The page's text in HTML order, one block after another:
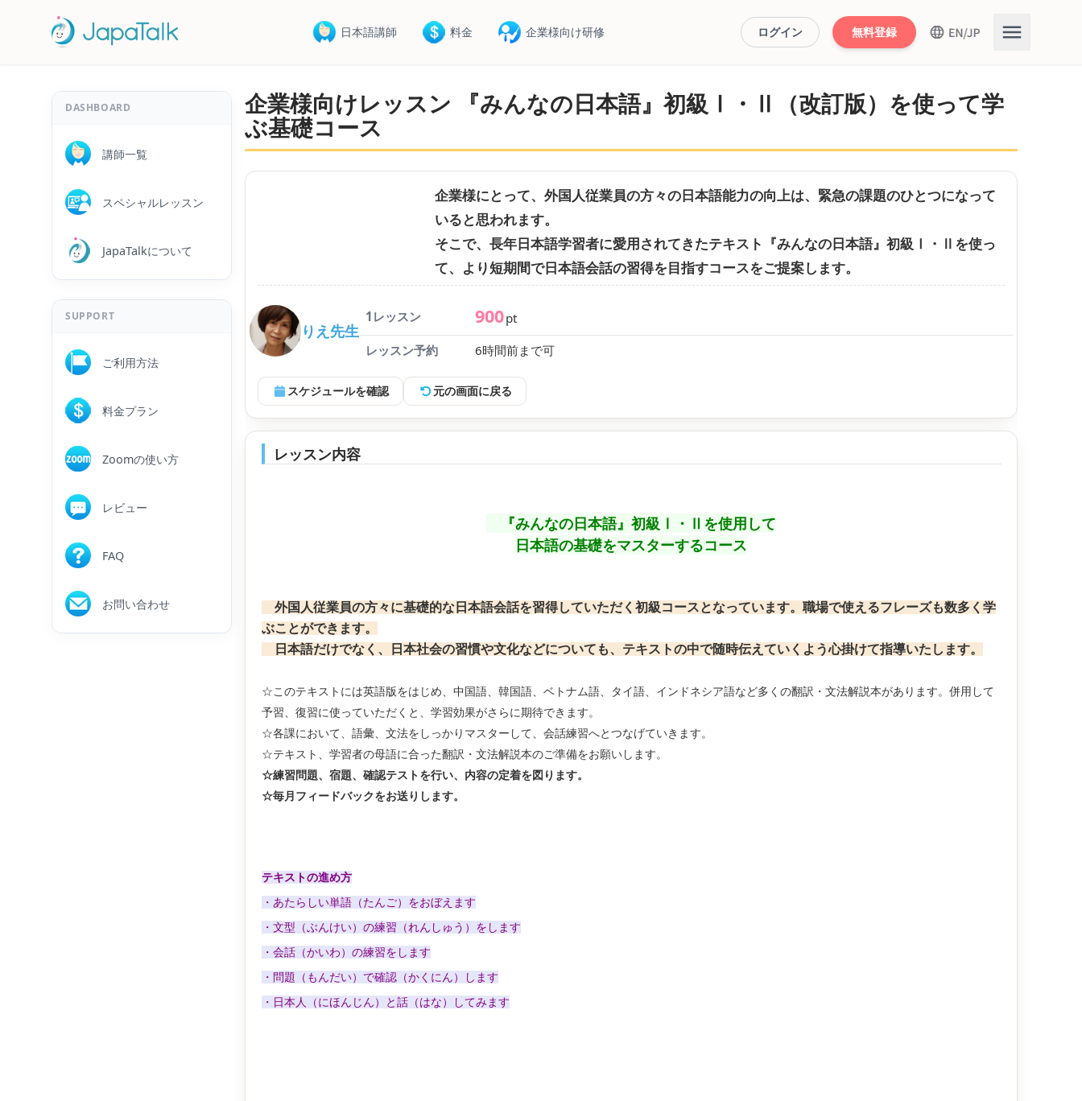
日本語講師 料金 企業様向け研修 ログイン 無料登録
DASHBOARD
講師一覧
スペシャルレッスン
JapaTalkについて
SUPPORT
ご利用方法
料金プラン
Zoomの使い方
レビュー
FAQ
お問い合わせ
企業様向けレッスン 『みんなの日本語』初級Ⅰ・Ⅱ（改訂版）を使って学
ぶ基礎コース
企業様にとって、外国人従業員の方々の日本語能力の向上は、緊急の課題のひとつになって
いると思われます。
そこで、長年日本語学習者に愛用されてきたテキスト『みんなの日本語』初級Ⅰ・Ⅱを使っ
て、より短期間で日本語会話の習得を目指すコースをご提案します。
りえ先生
1レッスン 900pt
レッスン予約
6時間前まで可
スケジュールを確認 元の画面に戻る
レッスン内容
『みんなの日本語』初級Ⅰ・Ⅱを使用して
日本語の基礎をマスターするコース
外国人従業員の方々に基礎的な日本語会話を習得していただく初級コースとなっています。職場で使えるフレーズも数多く学
ぶことができます。
日本語だけでなく、日本社会の習慣や文化などについても、テキストの中で随時伝えていくよう心掛けて指導いたします。
☆このテキストには英語版をはじめ、中国語、韓国語、ベトナム語、タイ語、インドネシア語など多くの翻訳・文法解説本があります。併用して
予習、復習に使っていただくと、学習効果がさらに期待できます。
☆各課において、語彙、文法をしっかりマスターして、会話練習へとつなげていきます。
☆テキスト、学習者の母語に合った翻訳・文法解説本のご準備をお願いします。
☆練習問題、宿題、確認テストを行い、内容の定着を図ります。
☆毎月フィードバックをお送りします。
テキストの進め方
・あたらしい単語（たんご）をおぼえます
・文型（ぶんけい）の練習（れんしゅう）をします
・会話（かいわ）の練習をします
・問題（もんだい）で確認（かくにん）します
・日本人（にほんじん）と話（はな）してみます